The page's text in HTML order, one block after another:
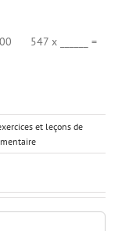
547 x ______ =
et leçons de